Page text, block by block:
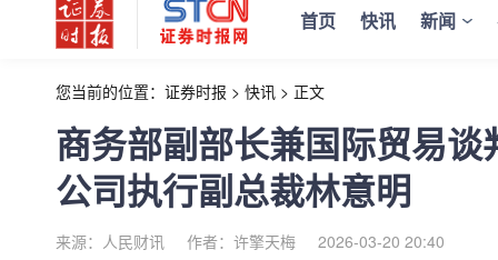
首页 快讯 新闻
您当前的位置： 证券时报 > 快讯 > 正文
商务部副部长兼国际贸易
公司执行副总裁林意明
来源：人民财讯 作者：许擎天梅 2026-03-20 20:40